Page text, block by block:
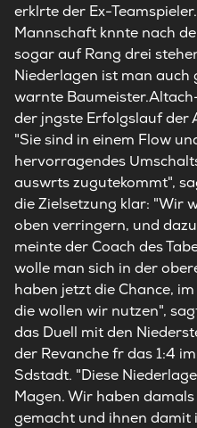
erklrte der Ex-
Mannschaft knnte nach
sogar auf Rang drei
Niederlagen ist man auch
warnte
der jngste Erfolgslauf der
"Sie sind in einem Flow
hervorragendes
auswrts zugutekommt",
die Zielsetzung klar: "Wir
oben verringern, und
meinte der Coach des
wolle man sich in der
haben jetzt die Chance,
die wollen wir nutzen",
das Duell mit den
der Revanche fr das 1:4
Sdstadt. "Diese
Magen. Wir haben
gemacht und ihnen damit